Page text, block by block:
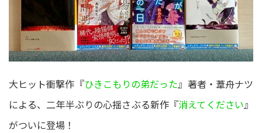
大ヒット衝撃作『ひきこもりの弟だった』著者・葦舟ナツ
による、二年半ぶりの心揺さぶる新作『消えてください』
がついに登場！